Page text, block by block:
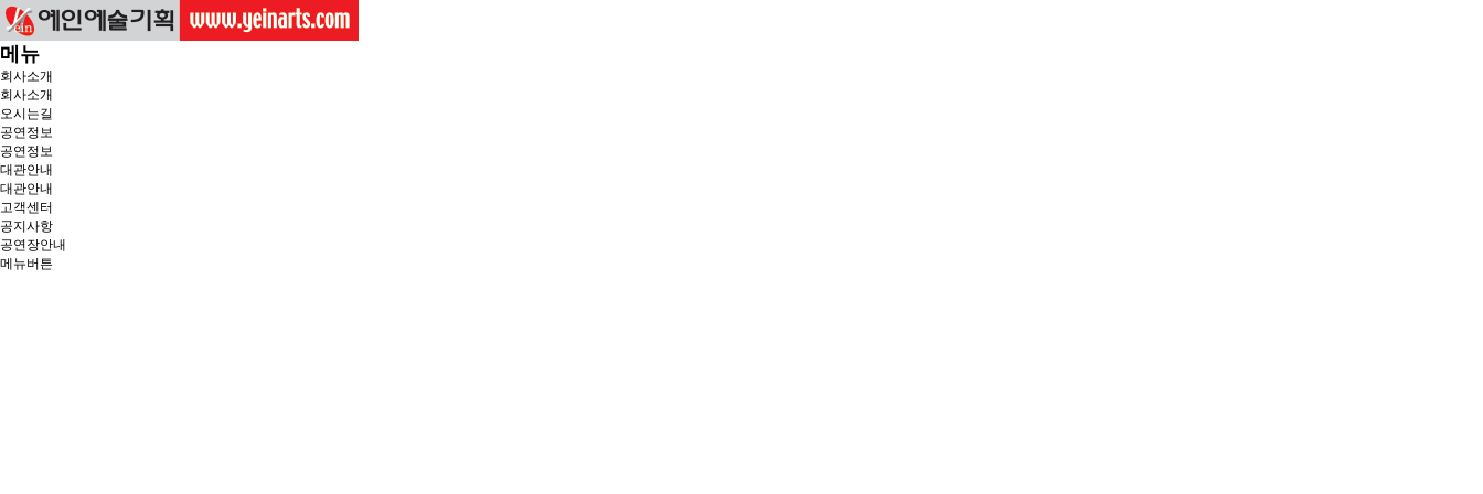
메뉴
회사소개
회사소개
오시는길
공연정보
공연정보
대관안내
대관안내
고객센터
공지사항
공연장안내
메뉴버튼